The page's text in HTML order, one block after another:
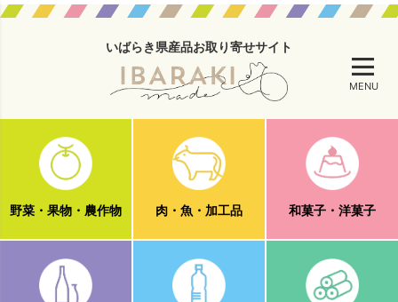
いばらき県産品お取り寄せサイト
MENU
野菜・果物・農作物 肉・魚・加工品 和菓子・洋菓子